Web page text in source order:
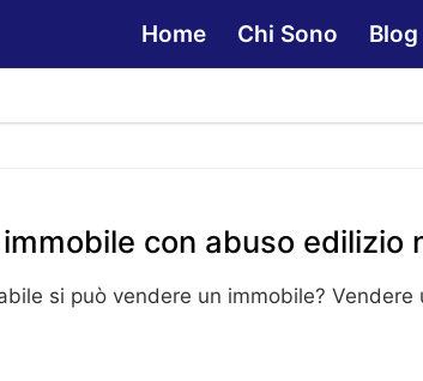
Home Chi Sono Blog
con abuso edilizio
si può vendere un immobile? Vendere